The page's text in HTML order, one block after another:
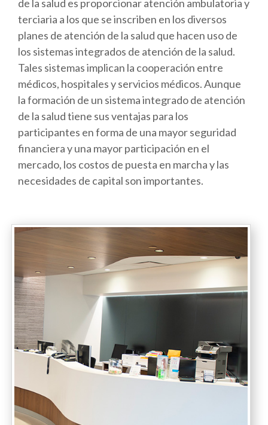
de la salud es proporcionar atención ambulatoria y
terciaria a los que se inscriben en los diversos
planes de atención de la salud que hacen uso de
los sistemas integrados de atención de la salud.
Tales sistemas implican la cooperación entre
médicos, hospitales y servicios médicos. Aunque
la formación de un sistema integrado de atención
de la salud tiene sus ventajas para los
participantes en forma de una mayor seguridad
financiera y una mayor participación en el
mercado, los costos de puesta en marcha y las
necesidades de capital son importantes.